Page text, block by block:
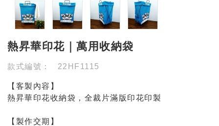
熱昇華印花｜萬用收納袋
款式編號： 22HF1115
【客製內容】
熱昇華印花收納袋，全裁片滿版印花印製
【製作交期】